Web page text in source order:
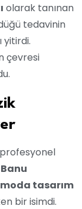
olarak tanınan
tedavinin
yitirdi.
çevresi
Banu
moda tasarım
bir isimdi.